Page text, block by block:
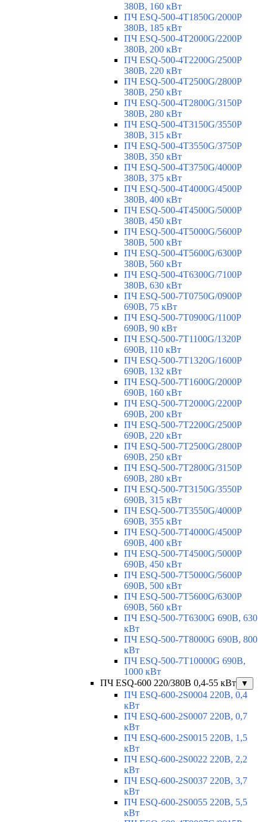
380В, 160 кВт
ПЧ ESQ-500-4T1850G/2000P
380В, 185 кВт
ПЧ ESQ-500-4T2000G/2200P
380В, 200 кВт
ПЧ ESQ-500-4T2200G/2500P
380В, 220 кВт
ПЧ ESQ-500-4T2500G/2800P
380В, 250 кВт
ПЧ ESQ-500-4T2800G/3150P
380В, 280 кВт
ПЧ ESQ-500-4T3150G/3550P
380В, 315 кВт
ПЧ ESQ-500-4T3550G/3750P
380В, 350 кВт
ПЧ ESQ-500-4T3750G/4000P
380В, 375 кВт
ПЧ ESQ-500-4T4000G/4500P
380В, 400 кВт
ПЧ ESQ-500-4T4500G/5000P
380В, 450 кВт
ПЧ ESQ-500-4T5000G/5600P
380В, 500 кВт
ПЧ ESQ-500-4T5600G/6300P
380В, 560 кВт
ПЧ ESQ-500-4T6300G/7100P
380В, 630 кВт
ПЧ ESQ-500-7T0750G/0900P
690В, 75 кВт
ПЧ ESQ-500-7T0900G/1100P
690В, 90 кВт
ПЧ ESQ-500-7T1100G/1320P
690В, 110 кВт
ПЧ ESQ-500-7T1320G/1600P
690В, 132 кВт
ПЧ ESQ-500-7T1600G/2000P
690В, 160 кВт
ПЧ ESQ-500-7T2000G/2200P
690В, 200 кВт
ПЧ ESQ-500-7T2200G/2500P
690В, 220 кВт
ПЧ ESQ-500-7T2500G/2800P
690В, 250 кВт
ПЧ ESQ-500-7T2800G/3150P
690В, 280 кВт
ПЧ ESQ-500-7T3150G/3550P
690В, 315 кВт
ПЧ ESQ-500-7T3550G/4000P
690В, 355 кВт
ПЧ ESQ-500-7T4000G/4500P
690В, 400 кВт
ПЧ ESQ-500-7T4500G/5000P
690В, 450 кВт
ПЧ ESQ-500-7T5000G/5600P
690В, 500 кВт
ПЧ ESQ-500-7T5600G/6300P
690В, 560 кВт
ПЧ ESQ-500-7T6300G 690В, 630
кВт
ПЧ ESQ-500-7T8000G 690В, 800
кВт
ПЧ ESQ-500-7T10000G 690В,
1000 кВт
ПЧ ESQ-600 220/380В 0,4-55 кВт
▼
ПЧ ESQ-600-2S0004 220В, 0,4
кВт
ПЧ ESQ-600-2S0007 220В, 0,7
кВт
ПЧ ESQ-600-2S0015 220В, 1,5
кВт
ПЧ ESQ-600-2S0022 220В, 2,2
кВт
ПЧ ESQ-600-2S0037 220В, 3,7
кВт
ПЧ ESQ-600-2S0055 220В, 5,5
кВт